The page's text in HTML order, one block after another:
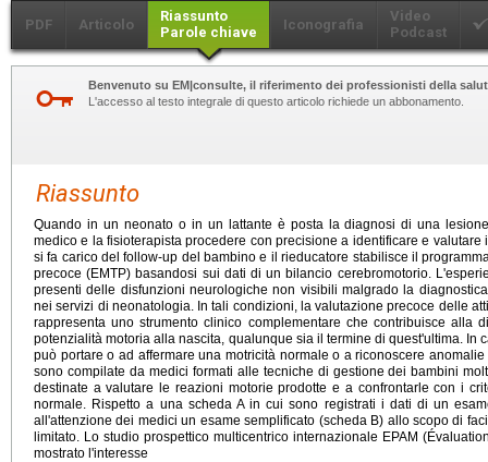
PDF Articolo
Riassunto
Parole chiave
Iconografia
Video
Podcast
Benvenuto su EM|consulte, il riferimento dei professionisti della
L'accesso al testo integrale di questo articolo richiede un abbonamento.
Riassunto
Quando in un neonato o in un lattante è posta la diagnosi di una
medico e la fisioterapista procedere con precisione a identificare e
si fa carico del follow-up del bambino e il rieducatore stabilisce il
precoce (EMTP) basandosi sui dati di un bilancio cerebromotorio.
presenti delle disfunzioni neurologiche non visibili malgrado la
nei servizi di neonatologia. In tali condizioni, la valutazione precoce delle
rappresenta uno strumento clinico complementare che contribuisce alla
potenzialità motoria alla nascita, qualunque sia il termine di quest'ultima. In
può portare o ad affermare una motricità normale o a riconoscere
sono compilate da medici formati alle tecniche di gestione dei bambini
destinate a valutare le reazioni motorie prodotte e a confrontarle con i
normale. Rispetto a una scheda A in cui sono registrati i dati di un
all'attenzione dei medici un esame semplificato (scheda B) allo scopo di
limitato. Lo studio prospettico multicentrico internazionale EPAM
mostrato l'interesse